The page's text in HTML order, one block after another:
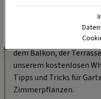
„Servus Garten“
Nutzen Sie WhatsApp
dem Balkon, der
unserem kostenlosen
Tipps und Tricks für
Zimmerpflanzen.